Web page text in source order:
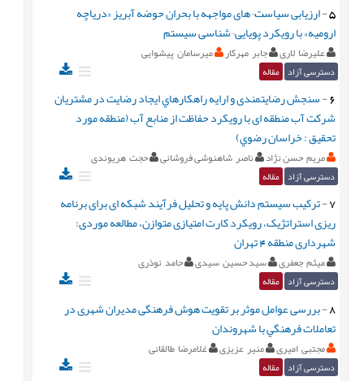
5
-ارزیابی سیاست¬های مواجهه با بحران حوضه آبریز «دریاچه
ارومیه» با رویکرد پویایی¬شناسی سیستم
علیرضا لاری جابر مهرکار میرسامان پیشوایی
دسترسی آزاد مقاله
6
-سنجش رضايتمندی و ارايه راهكارهاي ايجاد رضايت در مشتريان
شركت آب منطقه ای با رويكرد حفاظت از منابع آب (منطقه مورد
تحقيق : خراسان رضوي)
مریم حسن نژاد ناصر شاهنوشی فروشانی حجت هریوندی
دسترسی آزاد مقاله
7
-ترکیب سیستم دانش پایه و تحلیل فرآیند شبکه ای برای برنامه
ریزی استراتژیک، رویکرد کارت امتیازی متوازن، مطالعه موردی:
شهرداری منطقه 4 تهران
میثم جعفری سید حسین سیدی حامد نوذری
دسترسی آزاد مقاله
8
-بررسی عوامل موثر بر تقويت هوش فرهنگی مدیران شهری در
تعاملات فرهنگي با شهروندان
مجتبی امیری منیر عزیزی غلامرضا طالقانی
دسترسی آزاد مقاله